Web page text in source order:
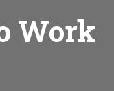
Work